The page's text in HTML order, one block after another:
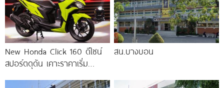
New Honda Click 160 ดีไซน์
สปอร์ตดุดัน เคาะราคาเริ่ม
สน.บางบอน